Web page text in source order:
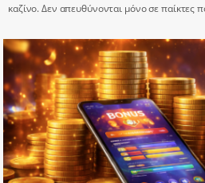
καζίνο. Δεν απευθύνονται μόνο σε παίκτες